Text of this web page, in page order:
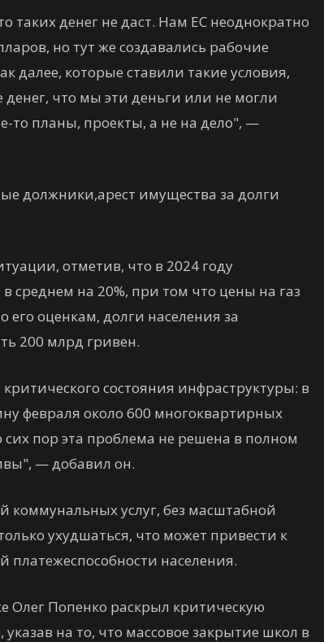
денег не даст. Нам ЕС неоднократно
но тут же создавались рабочие
далее, которые ставили такие условия,
что мы эти деньги или не могли
то планы, проекты, а не на дело", —
отметив, что в 2024 году
на 20%, при том что цены на газ
оценкам, долги населения за
200 млрд гривен.
состояния инфраструктуры: в
февраля около 600 многоквартирных
пор эта проблема не решена в полном
— добавил он.
коммунальных услуг, без масштабной
ухудшаться, что может привести к
платежеспособности населения.
Олег Попенко раскрыл критическую
на то, что массовое закрытие школ в